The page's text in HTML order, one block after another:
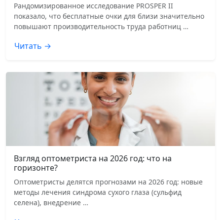
Рандомизированное исследование PROSPER II
показало, что бесплатные очки для близи значительно
повышают производительность труда работниц …
Читать →
Взгляд оптометриста на 2026 год: что на
горизонте?
Оптометристы делятся прогнозами на 2026 год: новые
методы лечения синдрома сухого глаза (сульфид
селена), внедрение …